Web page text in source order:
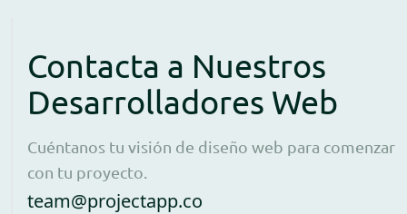
Contacta a Nuestros
Desarrolladores Web
Cuéntanos tu visión de diseño web para comenzar
con tu proyecto.
team@projectapp.co